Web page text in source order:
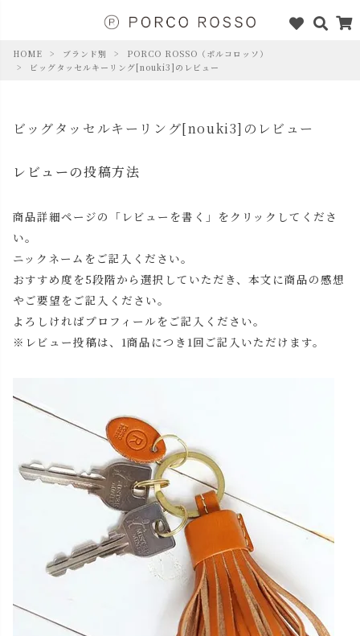
HOME ブランド別
PORCO ROSSO（ポルコロッソ）
ビッグタッセルキーリング[nouki3]のレビュー
ビッグタッセルキーリング[nouki3]のレビュー
レビューの投稿方法
商品詳細ページの「レビューを書く」をクリックしてくださ
い。
ニックネームをご記入ください。
おすすめ度を5段階から選択していただき、本文に商品の感想
やご要望をご記入ください。
よろしければプロフィールをご記入ください。
※レビュー投稿は、1商品につき1回ご記入いただけます。